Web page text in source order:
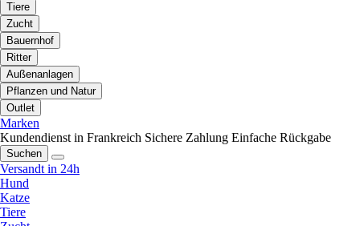
Tiere
Zucht
Bauernhof
Ritter
Außenanlagen
Pflanzen und Natur
Outlet
Marken
Kundendienst in Frankreich Sichere Zahlung Einfache Rückgabe
Suchen
Versandt in 24h
Hund
Katze
Tiere